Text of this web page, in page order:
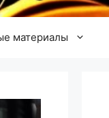
материалы